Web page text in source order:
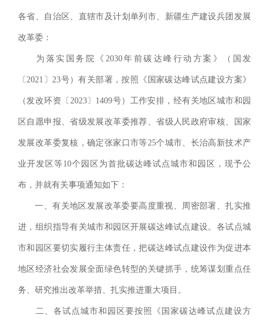
各省、自治区、直辖市及计划单列市、新疆生产建设兵团发展
改革委：
为落实国务院《2030年前碳达峰行动方案》（国发
〔2021〕23号）有关部署，按照《国家碳达峰试点建设方案》
（发改环资〔2023〕1409号）工作安排，经有关地区城市和园
区自愿申报、省级发展改革委推荐、省级人民政府审核、国家
发展改革委复核，确定张家口市等25个城市、长治高新技术产
业开发区等10个园区为首批碳达峰试点城市和园区，现予公
布，并就有关事项通知如下：
一、有关地区发展改革委要高度重视、周密部署、扎实推
进，组织指导有关城市和园区开展碳达峰试点建设。各试点城
市和园区要切实履行主体责任，把碳达峰试点建设作为促进本
地区经济社会发展全面绿色转型的关键抓手，统筹谋划重点任
务、研究推出改革举措、扎实推进重大项目。
二、各试点城市和园区要按照《国家碳达峰试点建设方